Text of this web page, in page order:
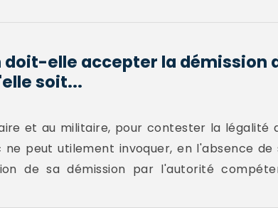
elle accepter la démission
soit...
et au militaire, pour contester la légalité
peut utilement invoquer, en l'absence
de sa démission par l'autorité